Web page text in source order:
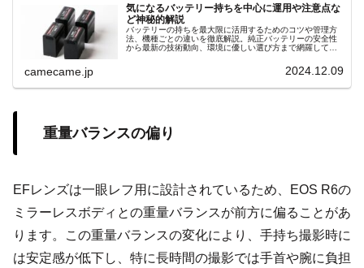
気になるバッテリー持ちを中心に運用や注意点な
ど神秘的解説
バッテリーの持ちを最大限に活用するためのコツや管理方
法、機種ごとの違いを徹底解説。純正バッテリーの安全性
から最新の技術動向、環境に優しい選び方まで網羅してい
camecame.jp 2024.12.09
重量バランスの偏り
EFレンズは一眼レフ用に設計されているため、EOS R6の
ミラーレスボディとの重量バランスが前方に偏ることがあ
ります。この重量バランスの変化により、手持ち撮影時に
は安定感が低下し、特に長時間の撮影では手首や腕に負担